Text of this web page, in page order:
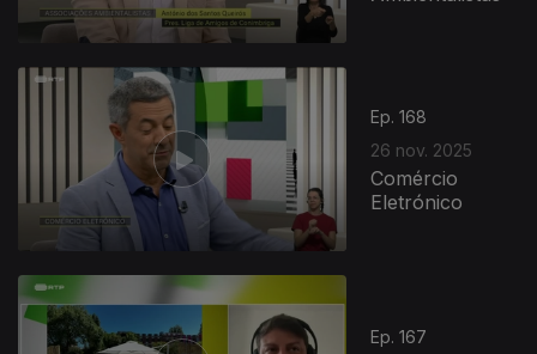
Ep. 168
26 nov. 2025
Comércio
Eletrónico
Ep. 167